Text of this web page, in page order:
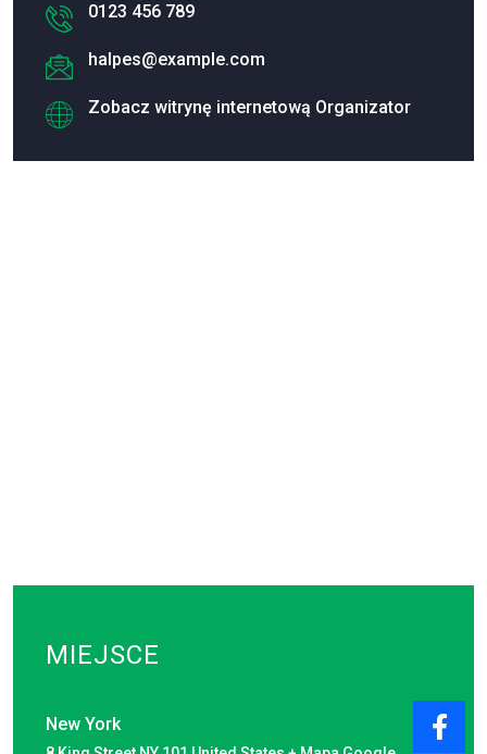
0123 456 789
halpes@example.com
Zobacz witrynę internetową Organizator
MIEJSCE
New York